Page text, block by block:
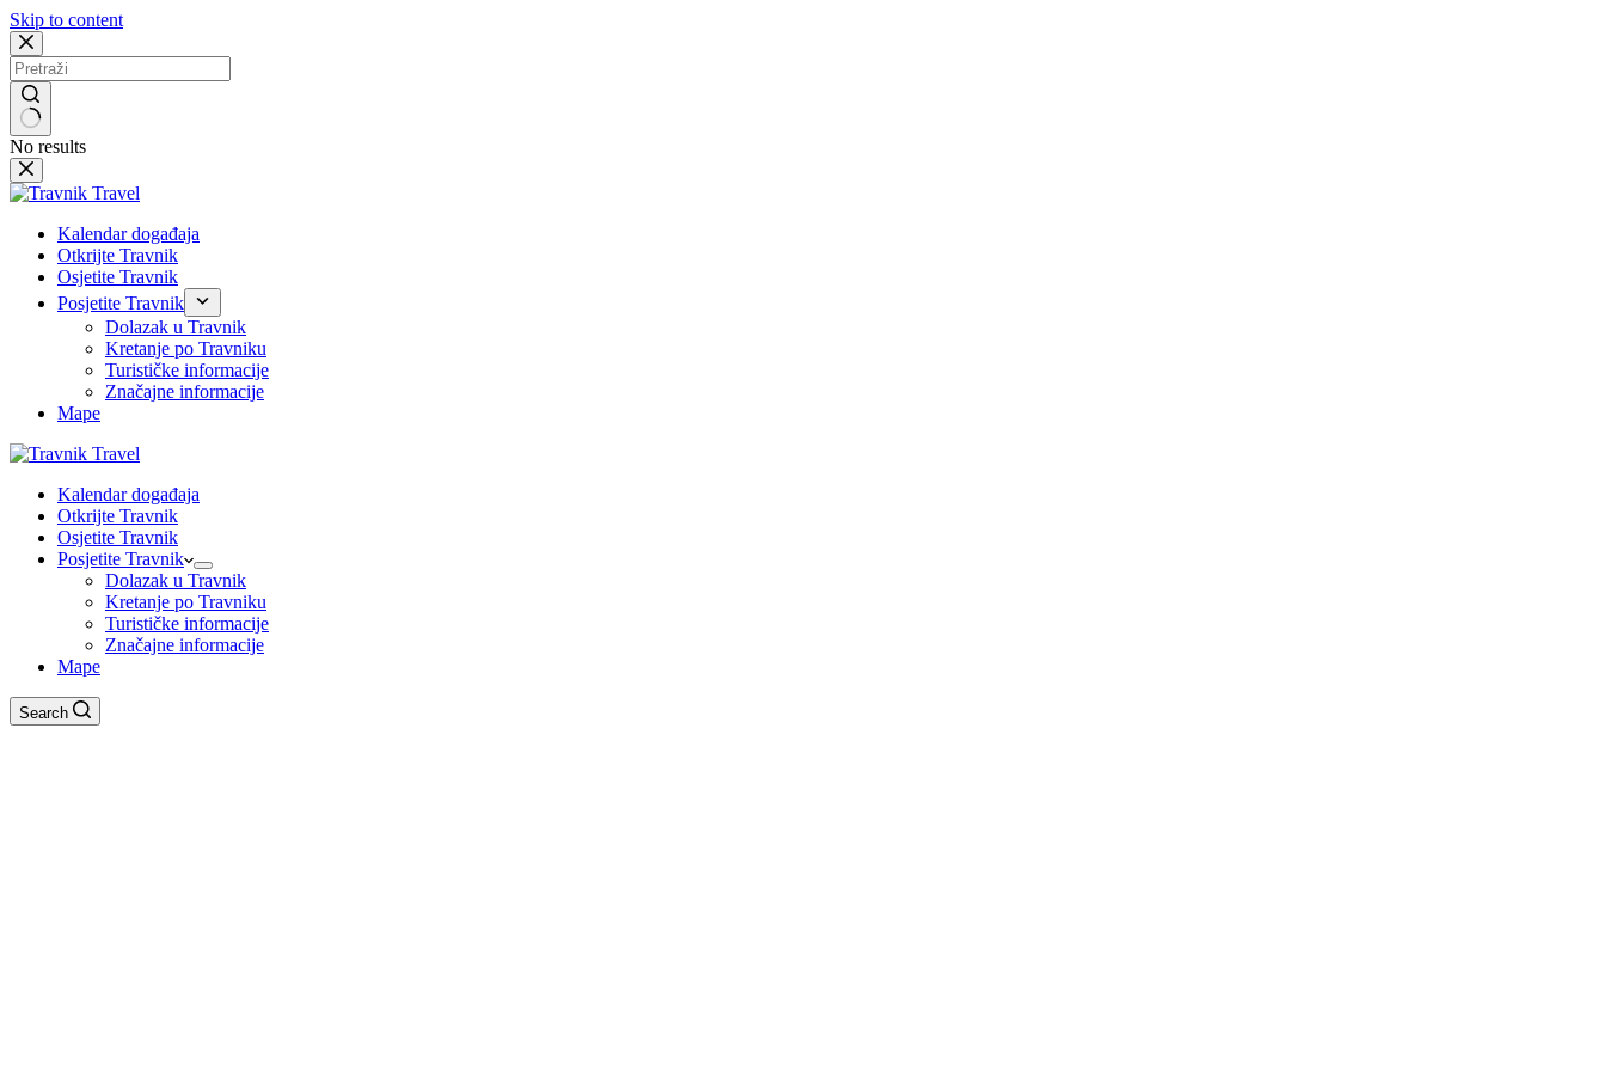
Skip to content
No results
Kalendar događaja
Otkrijte Travnik
Osjetite Travnik
Posjetite Travnik
Dolazak u Travnik
Kretanje po Travniku
Turističke informacije
Značajne informacije
Mape
Kalendar događaja
Otkrijte Travnik
Osjetite Travnik
Posjetite Travnik
Dolazak u Travnik
Kretanje po Travniku
Turističke informacije
Značajne informacije
Mape
Search